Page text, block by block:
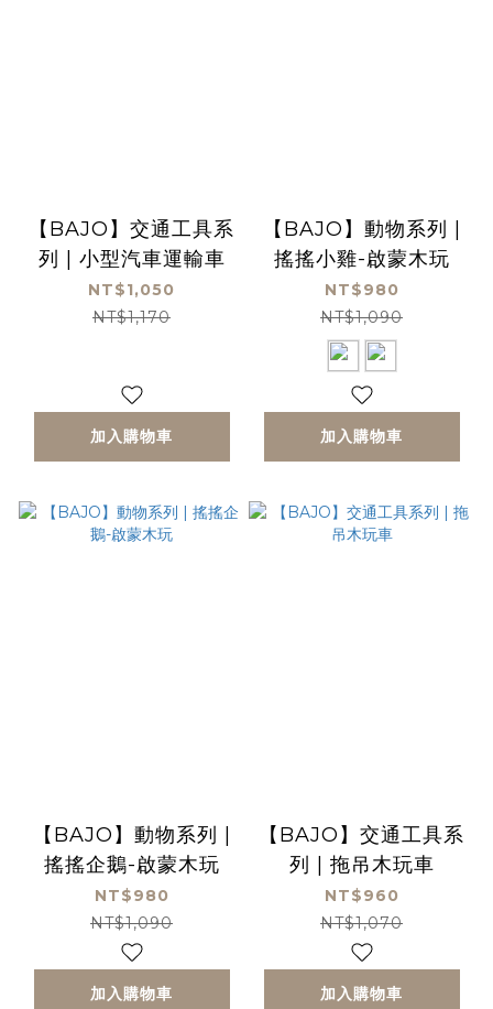
【BAJO】交通工具系
列 | 小型汽車運輸車
NT$1,050
NT$1,170
加入購物車
【BAJO】動物系列 |
搖搖小雞-啟蒙木玩
NT$980
NT$1,090
加入購物車
【BAJO】動物系列 |
搖搖企鵝-啟蒙木玩
NT$980
NT$1,090
加入購物車
【BAJO】交通工具系
列 | 拖吊木玩車
NT$960
NT$1,070
加入購物車